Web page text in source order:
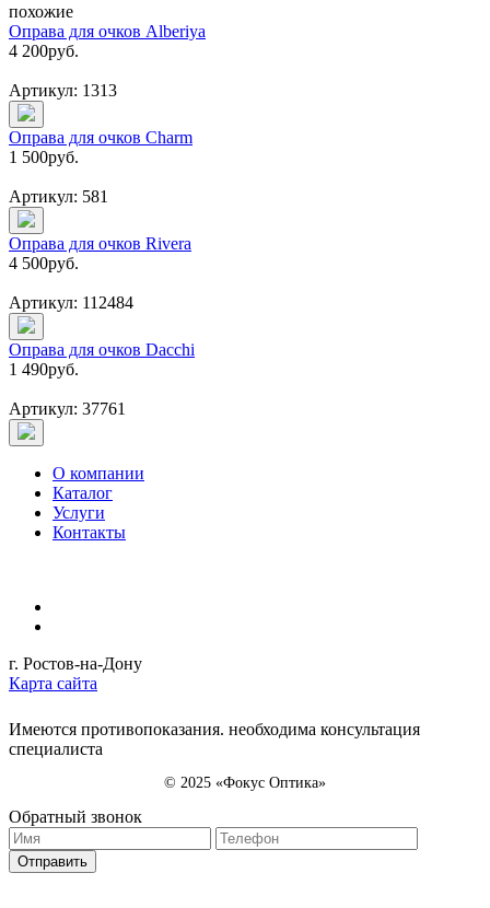
похожие
Оправа для очков Alberiya
4 200руб.
Артикул: 1313
Оправа для очков Charm
1 500руб.
Артикул: 581
Оправа для очков Rivera
4 500руб.
Артикул: 112484
Оправа для очков Dacchi
1 490руб.
Артикул: 37761
О компании
Каталог
Услуги
Контакты
г. Ростов-на-Дону
Карта сайта
Имеются противопоказания. необходима консультация
специалиста
© 2025 «Фокус Оптика»
Обратный звонок
Отправить